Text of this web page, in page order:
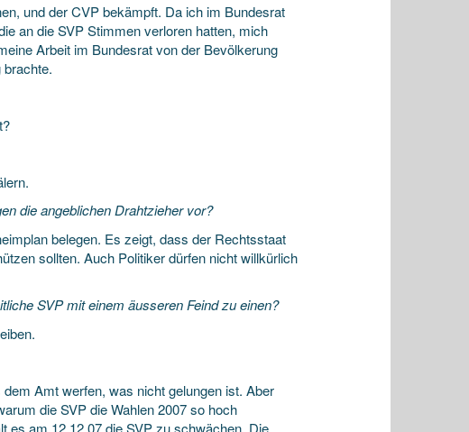
und der CVP bekämpft. Da ich im Bundesrat
an die SVP Stimmen verloren hatten, mich
Arbeit im Bundesrat von der Bevölkerung
die angeblichen Drahtzieher vor?
belegen. Es zeigt, dass der Rechtsstaat
sollten. Auch Politiker dürfen nicht willkürlich
SVP mit einem äusseren Feind zu einen?
Amt werfen, was nicht gelungen ist. Aber
die SVP die Wahlen 2007 so hoch
es am 12.12.07 die SVP zu schwächen. Die